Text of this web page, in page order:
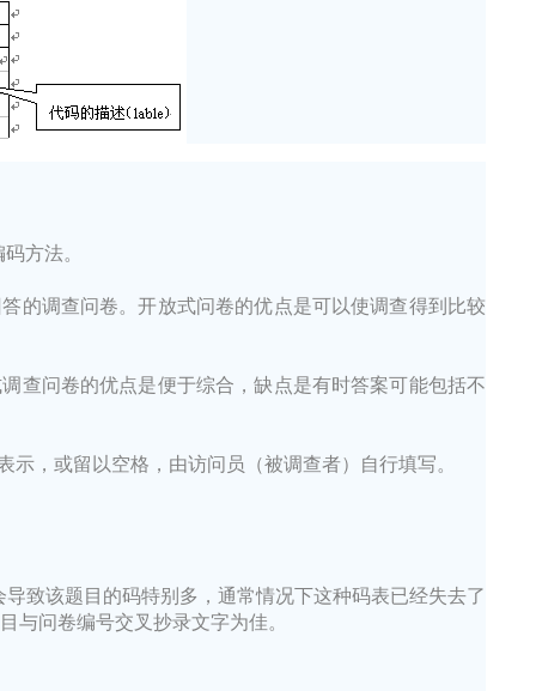
方法。
的调查问卷。开放式问卷的优点是可以使调查得到比较
查问卷的优点是便于综合，缺点是有时答案可能包括不
，或留以空格，由访问员（被调查者）自行填写。
致该题目的码特别多，通常情况下这种码表已经失去了
与问卷编号交叉抄录文字为佳。